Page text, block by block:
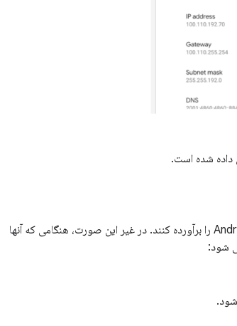
برنامه‌هایی که APIهای شناسه دستگاه را فراخوانی می‌کنند باید الزامات Android 10 را برآورده کنند. در غیر این صورت، هنگامی که آنها
شود: